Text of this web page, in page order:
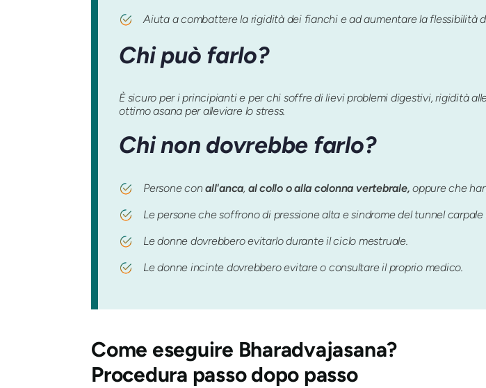
Aiuta a combattere la rigidità dei fianchi e ad aumentare la flessibilità
Chi può farlo?
È sicuro per i principianti e per chi soffre di lievi problemi digestivi, rigidità
ottimo asana per alleviare lo stress.
Chi non dovrebbe farlo?
Persone conall'anca, al collo o alla colonna vertebrale, oppure che
Le persone che soffrono di pressione alta e sindrome del tunnel
Le donne dovrebbero evitarlo durante il ciclo mestruale.
Le donne incinte dovrebbero evitare o consultare il proprio medico.
Come eseguire Bharadvajasana?
Procedura passo dopo passo